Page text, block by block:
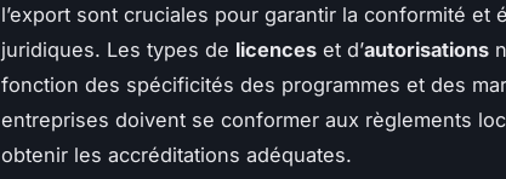
l’export sont cruciales pour garantir la conformité et
juridiques. Les types de licences et d’autorisations
fonction des spécificités des programmes et des
entreprises doivent se conformer aux règlements
obtenir les accréditations adéquates.